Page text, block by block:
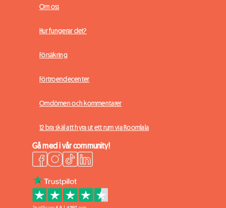
Om oss
Hur fungerar det?
Försäkring
Förtroendecenter
Omdömen och kommentarer
12 bra skäl att hyra ut ett rum via Roomlala
Gå med i vår community!